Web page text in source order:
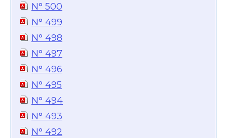
N° 500
N° 499
N° 498
N° 497
N° 496
N° 495
N° 494
N° 493
N° 492